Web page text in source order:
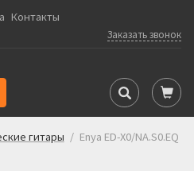
Контакты
Заказать звонок
гитары / Enya ED-X0/NA.S0.EQ